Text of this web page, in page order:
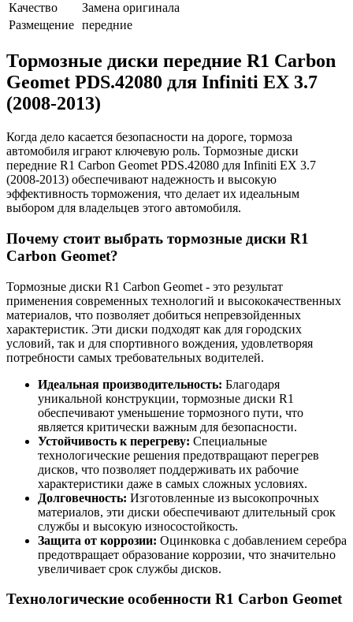
Качество
Замена оригинала
Размещение передние
Тормозные диски передние R1 Carbon
Geomet PDS.42080 для Infiniti EX 3.7
(2008-2013)
Когда дело касается безопасности на дороге, тормоза
автомобиля играют ключевую роль. Тормозные диски
передние R1 Carbon Geomet PDS.42080 для Infiniti EX 3.7
(2008-2013) обеспечивают надежность и высокую
эффективность торможения, что делает их идеальным
выбором для владельцев этого автомобиля.
Почему стоит выбрать тормозные диски R1
Carbon Geomet?
Тормозные диски R1 Carbon Geomet - это результат
применения современных технологий и высококачественных
материалов, что позволяет добиться непревзойденных
характеристик. Эти диски подходят как для городских
условий, так и для спортивного вождения, удовлетворяя
потребности самых требовательных водителей.
Идеальная производительность: Благодаря
уникальной конструкции, тормозные диски R1
обеспечивают уменьшение тормозного пути, что
является критически важным для безопасности.
Устойчивость к перегреву: Специальные
технологические решения предотвращают перегрев
дисков, что позволяет поддерживать их рабочие
характеристики даже в самых сложных условиях.
Долговечность: Изготовленные из высокопрочных
материалов, эти диски обеспечивают длительный срок
службы и высокую износостойкость.
Защита от коррозии: Оцинковка с добавлением серебра
предотвращает образование коррозии, что значительно
увеличивает срок службы дисков.
Технологические особенности R1 Carbon Geomet